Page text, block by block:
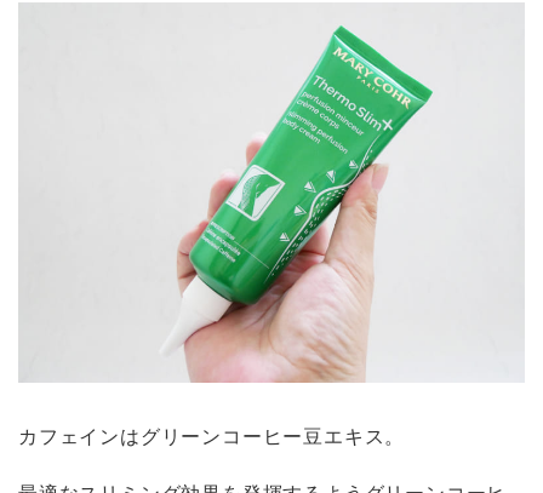
カフェインはグリーンコーヒー豆エキス。